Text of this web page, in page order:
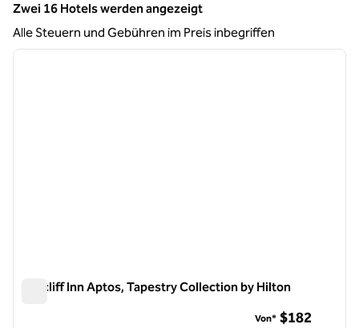
Zwei 16 Hotels werden angezeigt
Zwei 16 Hotels werden angezeigt
Alle Steuern und Gebühren im Preis inbegriffen
1 von 12
Seacliff Inn Aptos, Tapestry Collection by Hilton
Von* $182